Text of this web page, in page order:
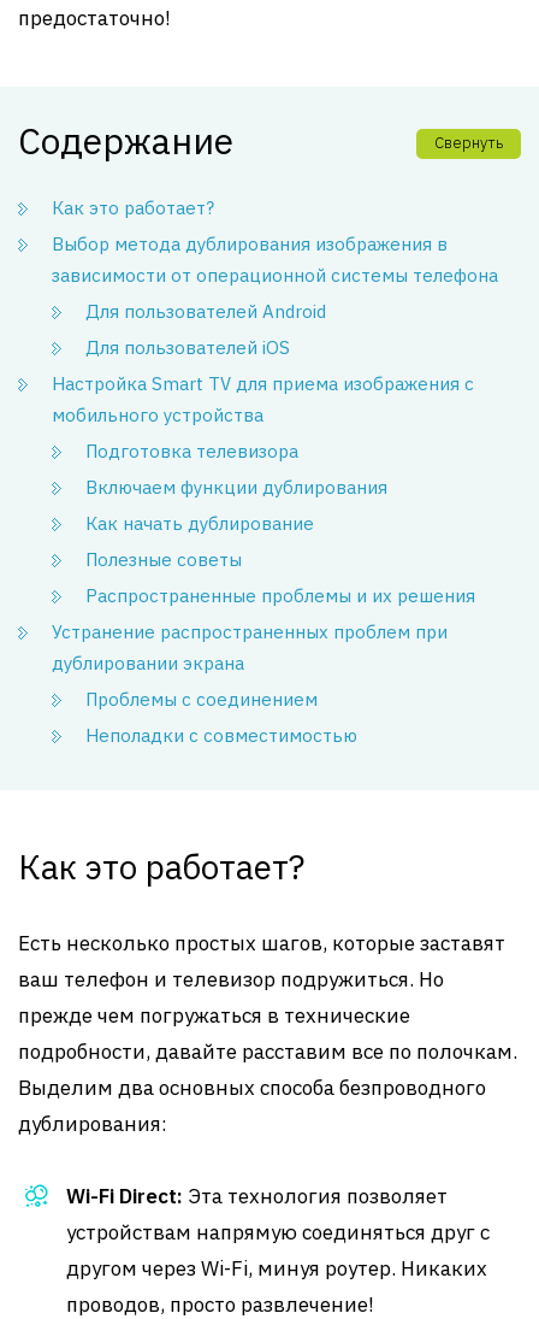
предостаточно!
Содержание Свернуть
Как это работает?
Выбор метода дублирования изображения в
зависимости от операционной системы телефона
Для пользователей Android
Для пользователей iOS
Настройка Smart TV для приема изображения с
мобильного устройства
Подготовка телевизора
Включаем функции дублирования
Как начать дублирование
Полезные советы
Распространенные проблемы и их решения
Устранение распространенных проблем при
дублировании экрана
Проблемы с соединением
Неполадки с совместимостью
Как это работает?
Есть несколько простых шагов, которые заставят
ваш телефон и телевизор подружиться. Но
прежде чем погружаться в технические
подробности, давайте расставим все по полочкам.
Выделим два основных способа безпроводного
дублирования:
Wi-Fi Direct: Эта технология позволяет
устройствам напрямую соединяться друг с
другом через Wi-Fi, минуя роутер. Никаких
проводов, просто развлечение!